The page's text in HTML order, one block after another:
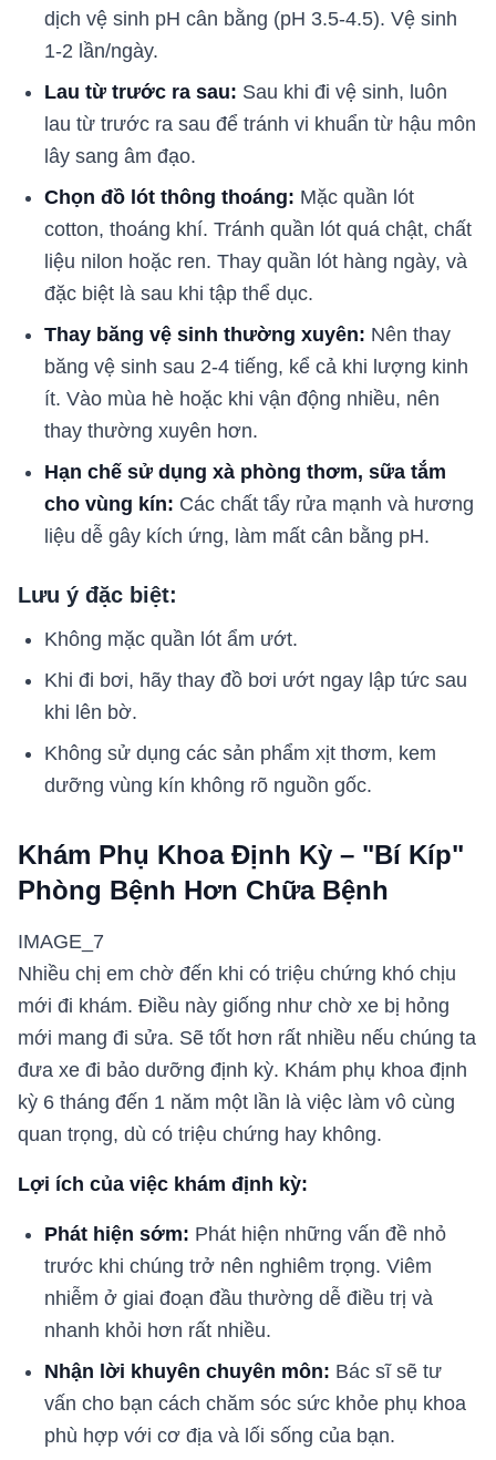
dịch vệ sinh pH cân bằng (pH 3.5-4.5). Vệ sinh
1-2 lần/ngày.
Lau từ trước ra sau: Sau khi đi vệ sinh, luôn
lau từ trước ra sau để tránh vi khuẩn từ hậu môn
lây sang âm đạo.
Chọn đồ lót thông thoáng: Mặc quần lót
cotton, thoáng khí. Tránh quần lót quá chật, chất
liệu nilon hoặc ren. Thay quần lót hàng ngày, và
đặc biệt là sau khi tập thể dục.
Thay băng vệ sinh thường xuyên: Nên thay
băng vệ sinh sau 2-4 tiếng, kể cả khi lượng kinh
ít. Vào mùa hè hoặc khi vận động nhiều, nên
thay thường xuyên hơn.
Hạn chế sử dụng xà phòng thơm, sữa tắm
cho vùng kín: Các chất tẩy rửa mạnh và hương
liệu dễ gây kích ứng, làm mất cân bằng pH.
Lưu ý đặc biệt:
Không mặc quần lót ẩm ướt.
Khi đi bơi, hãy thay đồ bơi ướt ngay lập tức sau
khi lên bờ.
Không sử dụng các sản phẩm xịt thơm, kem
dưỡng vùng kín không rõ nguồn gốc.
Khám Phụ Khoa Định Kỳ – "Bí Kíp"
Phòng Bệnh Hơn Chữa Bệnh
IMAGE_7
Nhiều chị em chờ đến khi có triệu chứng khó chịu
mới đi khám. Điều này giống như chờ xe bị hỏng
mới mang đi sửa. Sẽ tốt hơn rất nhiều nếu chúng ta
đưa xe đi bảo dưỡng định kỳ. Khám phụ khoa định
kỳ 6 tháng đến 1 năm một lần là việc làm vô cùng
quan trọng, dù có triệu chứng hay không.
Lợi ích của việc khám định kỳ:
Phát hiện sớm: Phát hiện những vấn đề nhỏ
trước khi chúng trở nên nghiêm trọng. Viêm
nhiễm ở giai đoạn đầu thường dễ điều trị và
nhanh khỏi hơn rất nhiều.
Nhận lời khuyên chuyên môn: Bác sĩ sẽ tư
vấn cho bạn cách chăm sóc sức khỏe phụ khoa
phù hợp với cơ địa và lối sống của bạn.